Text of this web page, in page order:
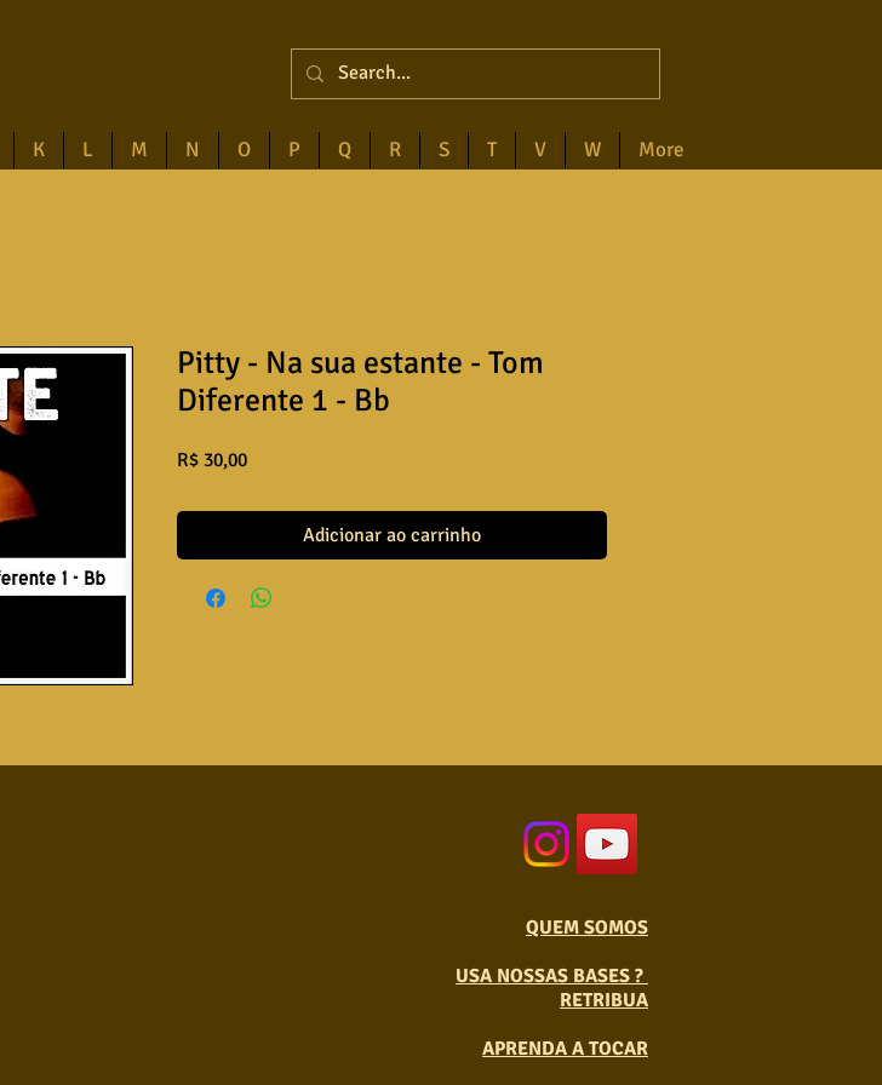
K L M N O P Q R S T V W More
Pitty - Na sua estante - Tom
Diferente 1 - Bb
R$ 30,00Preço
Adicionar ao carrinho
QUEM SOMOS
USA NOSSAS BASES ?
RETRIBUA
APRENDA A TOCAR